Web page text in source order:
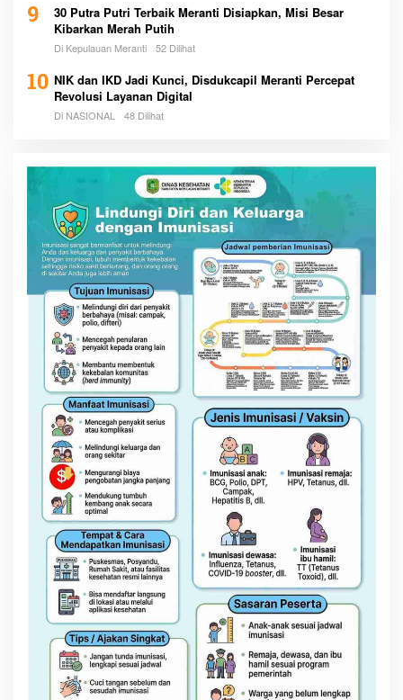
9
30 Putra Putri Terbaik Meranti Disiapkan, Misi Besar
Kibarkan Merah Putih
Di Kepulauan Meranti 52 Dilihat
10 NIK dan IKD Jadi Kunci, Disdukcapil Meranti Percepat
Revolusi Layanan Digital
Di NASIONAL 48 Dilihat